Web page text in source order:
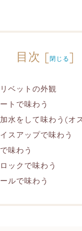
目次 [閉じる]
ベットの外観
トで味わう
水をして味わう(オ
スアップで味わう
味わう
ックで味わう
ルで味わう